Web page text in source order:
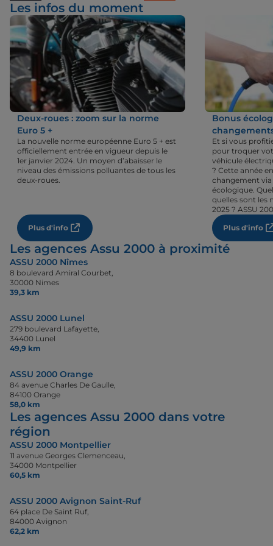
Les infos du moment
Deux-roues : zoom sur la norme
Euro 5 +
La nouvelle norme européenne Euro 5 + est
officiellement entrée en vigueur depuis le
1er janvier 2024. Un moyen d’abaisser le
niveau des émissions polluantes de tous les
deux-roues.
Plus d'info
Bonus
Et si vous
pour troquer
véhicule
? Cette année
changement
écologique.
quelles sont les
2025 ? ASSU
Plus d'info
Les agences Assu 2000 à proximité
ASSU 2000 Nîmes
8 boulevard Amiral Courbet,
30000 Nimes
39,3 km
ASSU 2000 Lunel
279 boulevard Lafayette,
34400 Lunel
49,9 km
ASSU 2000 Orange
84 avenue Charles De Gaulle,
84100 Orange
58,0 km
Les agences Assu 2000 dans votre
région
ASSU 2000 Montpellier
11 avenue Georges Clemenceau,
34000 Montpellier
60,5 km
ASSU 2000 Avignon Saint-Ruf
64 place De Saint Ruf,
84000 Avignon
62,2 km